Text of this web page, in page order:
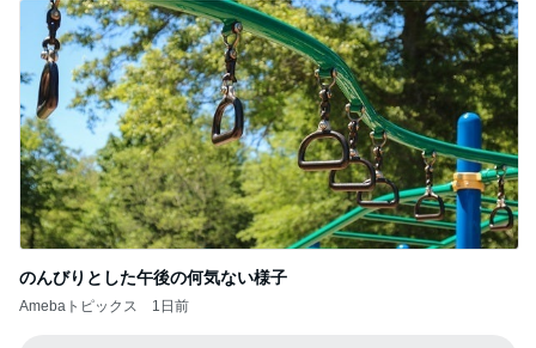
のんびりとした午後の何気ない様子
Amebaトピックス 1日前